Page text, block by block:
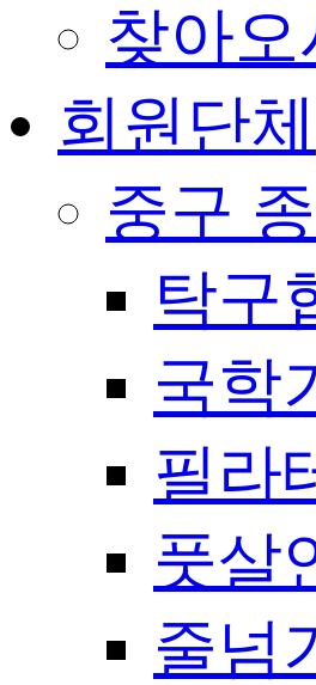
찾아오
회원단체
중구
탁구
국학
필라
풋살
줄넘